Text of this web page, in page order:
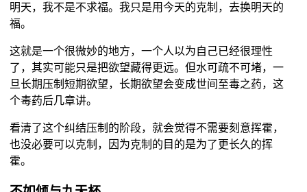
明天，我不是不求福。我只是用今天的克制，去换明天的
福。
这就是一个很微妙的地方，一个人以为自己已经很理性
了，其实可能只是把欲望藏得更远。但水可疏不可堵，一
旦长期压制短期欲望，长期欲望会变成世间至毒之药，这
个毒药后几章讲。
看清了这个纠结压制的阶段，就会觉得不需要刻意挥霍，
也没必要可以克制，因为克制的目的是为了更长久的挥
霍。